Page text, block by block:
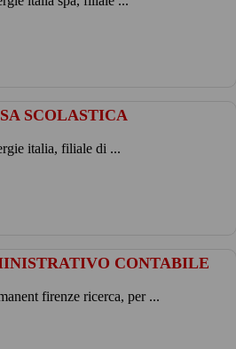
SCOLASTICA
italia, filiale di ...
CONTABILE
firenze ricerca, per ...